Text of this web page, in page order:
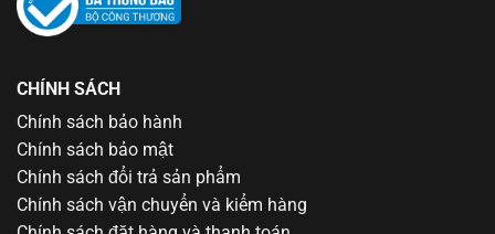
CHÍNH SÁCH
Chính sách bảo hành
Chính sách bảo mật
Chính sách đổi trả sản phẩm
Chính sách vận chuyển và kiểm hàng